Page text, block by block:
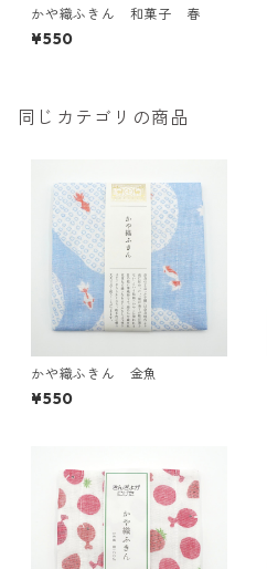
かや織ふきん 和菓子 春
¥550
同じカテゴリの商品
かや織ふきん 金魚
¥550